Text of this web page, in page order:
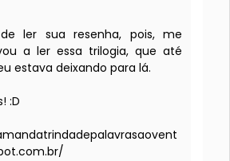
ler sua resenha, pois, me
a ler essa trilogia, que até
estava deixando para lá.
:D